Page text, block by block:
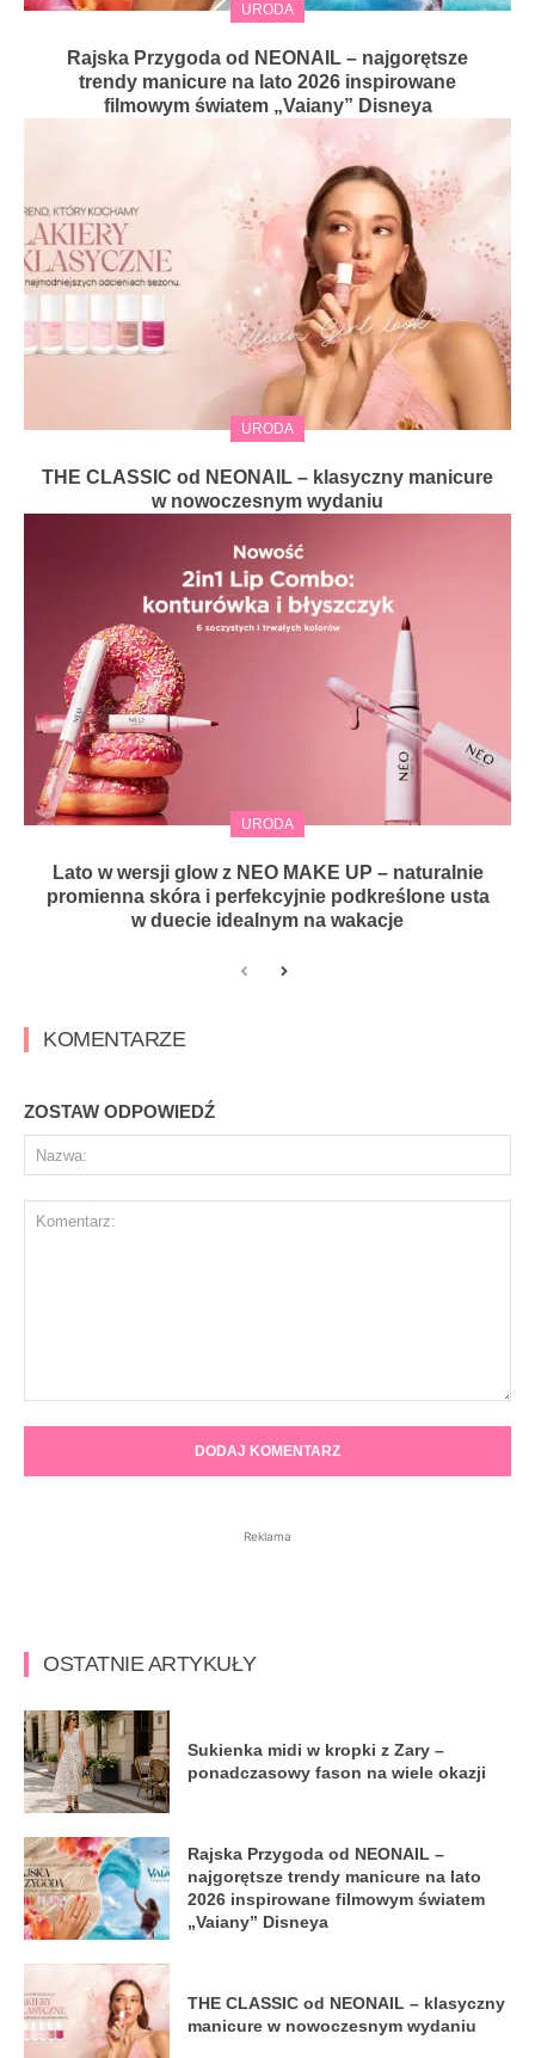
URODA
Rajska Przygoda od NEONAIL – najgorętsze
trendy manicure na lato 2026 inspirowane
filmowym światem „Vaiany” Disneya
URODA
THE CLASSIC od NEONAIL – klasyczny manicure
w nowoczesnym wydaniu
URODA
Lato w wersji glow z NEO MAKE UP – naturalnie
promienna skóra i perfekcyjnie podkreślone usta
w duecie idealnym na wakacje
KOMENTARZE
ZOSTAW ODPOWIEDŹ
Reklama
OSTATNIE ARTYKUŁY
Sukienka midi w kropki z Zary –
ponadczasowy fason na wiele okazji
Rajska Przygoda od NEONAIL –
najgorętsze trendy manicure na lato
2026 inspirowane filmowym światem
„Vaiany” Disneya
THE CLASSIC od NEONAIL – klasyczny
manicure w nowoczesnym wydaniu